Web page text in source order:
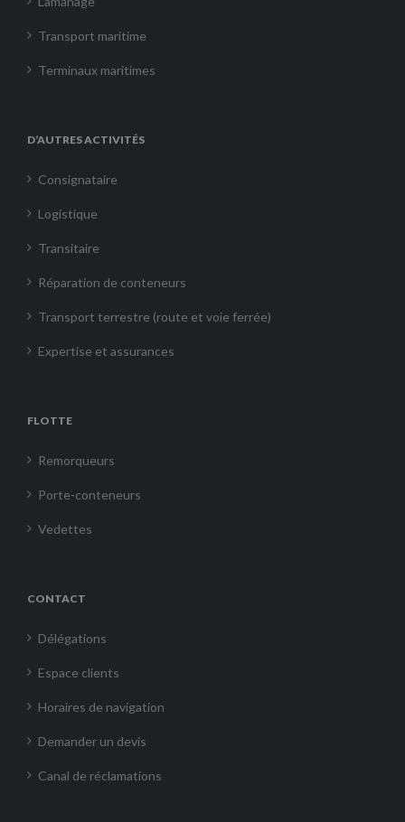
Transport maritime
Terminaux maritimes
D’AUTRES ACTIVITÉS
Consignataire
Logistique
Transitaire
Réparation de conteneurs
Transport terrestre (route et voie ferrée)
Expertise et assurances
FLOTTE
Remorqueurs
Porte-conteneurs
Vedettes
CONTACT
Délégations
Espace clients
Horaires de navigation
Demander un devis
Canal de réclamations